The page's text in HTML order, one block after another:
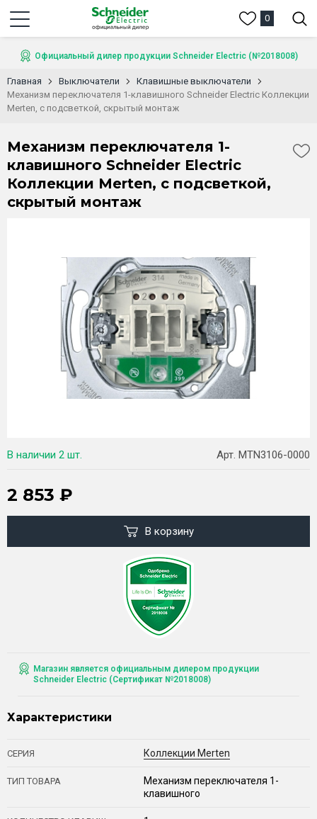
0
Официальный дилер продукции Schneider Electric (№2018008)
Главная Выключатели
Клавишные выключатели
Механизм переключателя 1-клавишного Schneider Electric Коллекции
Merten, с подсветкой, скрытый монтаж
Механизм переключателя 1-
клавишного Schneider Electric
Коллекции Merten, с подсветкой,
скрытый монтаж
В наличии 2 шт. Арт. MTN3106-0000
2 853 ₽
В корзину
Магазин является официальным дилером продукции
Schneider Electric (Сертификат №2018008)
Характеристики
СЕРИЯ Коллекции Merten
ТИП ТОВАРА
Механизм переключателя 1-
клавишного